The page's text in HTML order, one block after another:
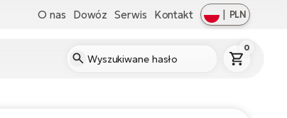
O nas Dowóz Serwis Kontakt | PLN
0